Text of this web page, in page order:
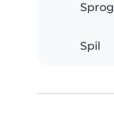
Sprog
Spil